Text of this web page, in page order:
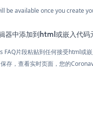
be available once you create
器中添加到html或嵌入代码
FAQ片段粘贴到任何接受html或
存，查看实时页面，您的